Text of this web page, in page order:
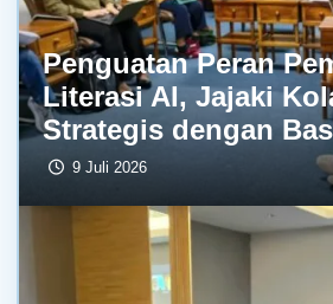
Penguatan Peran
Literasi AI, Jajaki
Strategis dengan
9 Juli 2026